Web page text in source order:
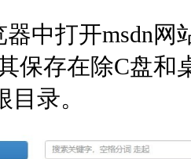
器中打开msdn 网
保存在除C盘和
目录。